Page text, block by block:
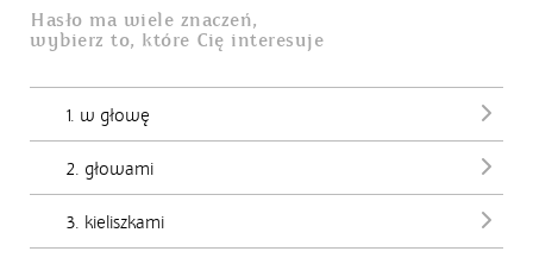
Jak korzystać
Hasło ma wiele znaczeń,
wybierz to, które Cię interesuje
1. w głowę
2. głowami
3. kieliszkami